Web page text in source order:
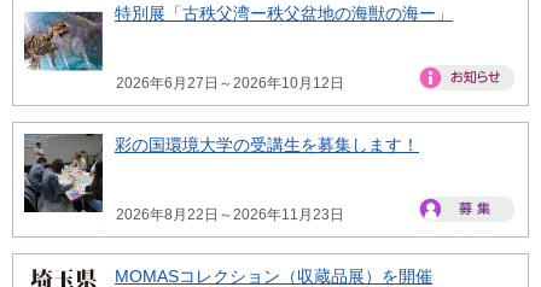
特別展「古秩父湾ー秩父盆地の海獣の海ー」
2026年6月27日～2026年10月12日
彩の国環境大学の受講生を募集します！
2026年8月22日～2026年11月23日
MOMASコレクション（収蔵品展）を開催